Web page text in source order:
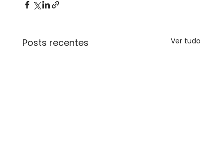
Posts recentes Ver tudo